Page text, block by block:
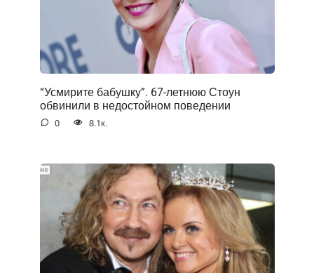
“Усмирите бабушку”. 67-летнюю Стоун
обвинили в недостойном поведении
0 8.1к.